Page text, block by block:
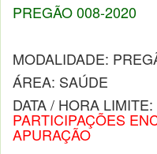
PREGÃO 008-2020
MODALIDADE:
ÁREA: SAÚDE
DATA / HORA
PARTICIPAÇÕES
APURAÇÃO